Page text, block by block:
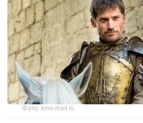
Фото: kino.mail.ru